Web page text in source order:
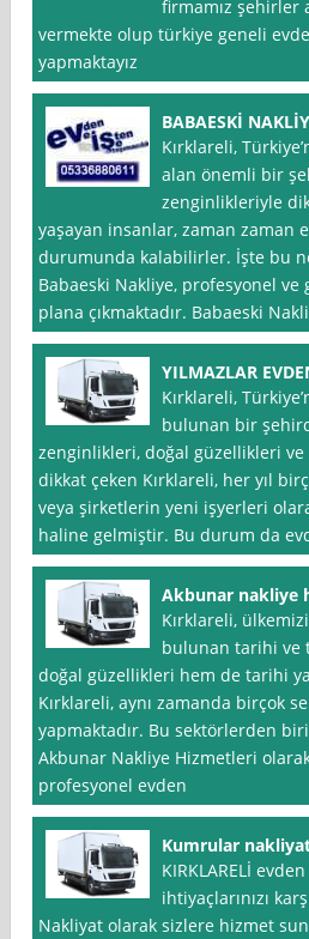
firmamız şehirler
vermekte olup türkiye geneli
yapmaktayız
BABAESKİ
Kırklareli,
alan önemli bir
zenginlikleriyle
yaşayan insanlar, zaman zaman
durumunda kalabilirler. İşte bu
Babaeski Nakliye, profesyonel
plana çıkmaktadır. Babaeski
YILMAZLAR
Kırklareli,
bulunan bir
zenginlikleri, doğal güzellikleri ve
dikkat çeken Kırklareli, her yıl
veya şirketlerin yeni işyerleri
haline gelmiştir. Bu durum da
Akbunar nakliye
Kırklareli,
bulunan tarihi ve
doğal güzellikleri hem de tarihi
Kırklareli, aynı zamanda birçok
yapmaktadır. Bu sektörlerden
Akbunar Nakliye Hizmetleri
profesyonel evden
Kumrular
KIRKLARELİ
ihtiyaçlarınızı
Nakliyat olarak sizlere hizmet